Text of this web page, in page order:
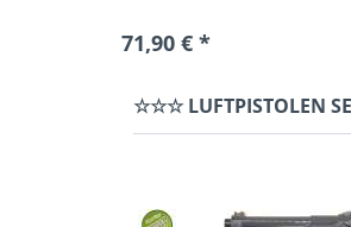
71,90 € *
☆☆☆ LUFTPISTOLEN